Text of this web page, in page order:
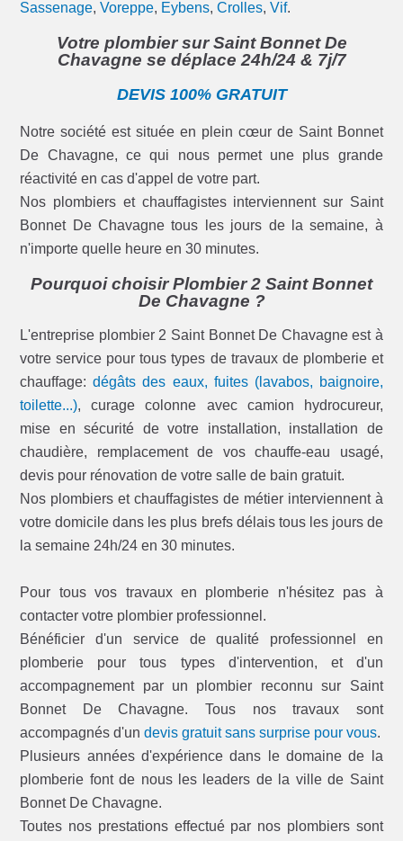
Sassenage,Voreppe, Eybens,Crolles,Vif.
Votre plombier sur Saint Bonnet De
Chavagne se déplace 24h/24 & 7j/7
DEVIS 100% GRATUIT
Notre société est située en plein cœur de Saint Bonnet
De Chavagne, ce qui nous permet une plus grande
réactivité en cas d'appel de votre part.
Nos plombiers et chauffagistes interviennent sur Saint
Bonnet De Chavagne tous les jours de la semaine, à
n'importe quelle heure en 30 minutes.
Pourquoi choisir Plombier 2 Saint Bonnet
De Chavagne ?
L'entreprise plombier 2 Saint Bonnet De Chavagne est à
votre service pour tous types de travaux de plomberie et
chauffage:dégâts des eaux, fuites (lavabos, baignoire,
toilette...), curage colonne avec camion hydrocureur,
mise en sécurité de votre installation, installation de
chaudière, remplacement de vos chauffe-eau usagé,
devis pour rénovation de votre salle de bain gratuit.
Nos plombiers et chauffagistes de métier interviennent à
votre domicile dans les plus brefs délais tous les jours de
la semaine 24h/24 en 30 minutes.
Pour tous vos travaux en plomberie n'hésitez pas à
contacter votre plombier professionnel.
Bénéficier d'un service de qualité professionnel en
plomberie pour tous types d'intervention, et d'un
accompagnement par un plombier reconnu sur Saint
Bonnet De Chavagne. Tous nos travaux sont
accompagnés d'undevis gratuit sans surprise pour vous.
Plusieurs années d'expérience dans le domaine de la
plomberie font de nous les leaders de la ville de Saint
Bonnet De Chavagne.
Toutes nos prestations effectué par nos plombiers sont